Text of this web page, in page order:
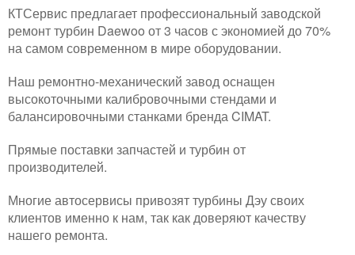
КТСервис предлагает профессиональный заводской
ремонт турбин Daewoo от 3 часов с экономией до 70%
на самом современном в мире оборудовании.
Наш ремонтно-механический завод оснащен
высокоточными калибровочными стендами и
балансировочными станками бренда CIMAT.
Прямые поставки запчастей и турбин от
производителей.
Многие автосервисы привозят турбины Дэу своих
клиентов именно к нам, так как доверяют качеству
нашего ремонта.